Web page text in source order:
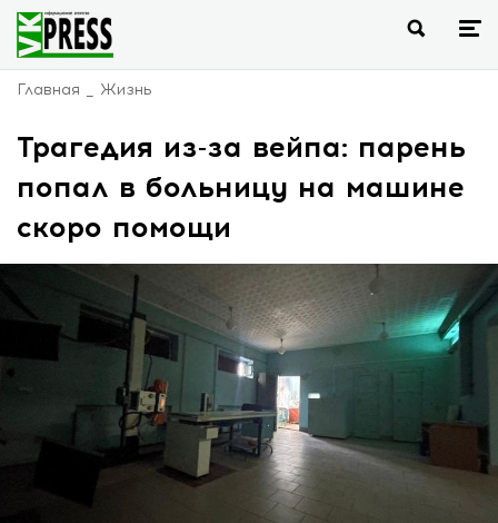
Главная Жизнь
Трагедия из-за вейпа: парень
попал в больницу на машине
скоро помощи